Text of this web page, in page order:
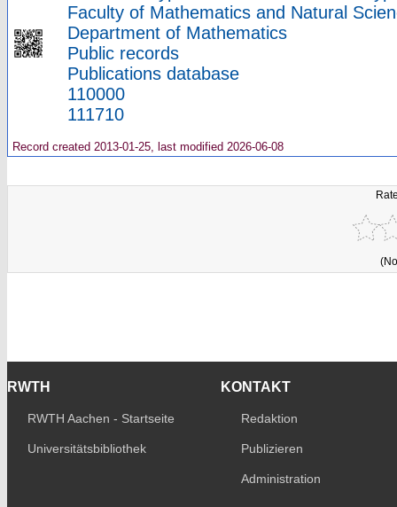
Faculty of Mathematics and Natural
Department of Mathematics
Public records
Publications database
110000
111710
Record created 2013-01-25, last modified 2026-06-08
RWTH
RWTH Aachen - Startseite
Universitätsbibliothek
KONTAKT
Redaktion
Publizieren
Administration